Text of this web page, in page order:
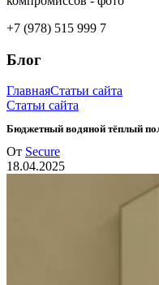
+7 (978) 515 999 7
Блог
ГлавнаяСтатьи сайта
Статьи сайта
Бюджетный водяной тёплый
От Secure
18.04.2025